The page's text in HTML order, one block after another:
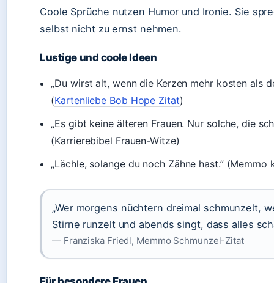
Coole Sprüche nutzen Humor und Ironie. Sie
selbst nicht zu ernst nehmen.
Lustige und coole Ideen
„Du wirst alt, wenn die Kerzen mehr kosten als
(Kartenliebe Bob Hope Zitat)
„Es gibt keine älteren Frauen. Nur solche, die
(Karrierebibel Frauen-Witze)
„Lächle, solange du noch Zähne hast.”
„Wer morgens nüchtern dreimal schmunzelt,
Stirne runzelt und abends singt, dass alles
— Franziska Friedl, Memmo Schmunzel-Zitat